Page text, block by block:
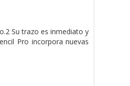
Su trazo es inmediato y
Pro incorpora nuevas